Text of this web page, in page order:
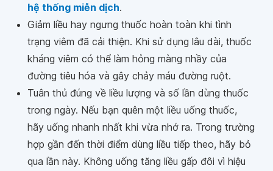
hệ thống miễn dịch.
Giảm liều hay ngưng thuốc hoàn toàn khi tình
trạng viêm đã cải thiện. Khi sử dụng lâu dài, thuốc
kháng viêm có thể làm hỏng màng nhầy của
đường tiêu hóa và gây chảy máu đường ruột.
Tuân thủ đúng về liều lượng và số lần dùng thuốc
trong ngày. Nếu bạn quên một liều uống thuốc,
hãy uống nhanh nhất khi vừa nhớ ra. Trong trường
hợp gần đến thời điểm dùng liều tiếp theo, hãy bỏ
qua lần này. Không uống tăng liều gấp đôi vì hiệu